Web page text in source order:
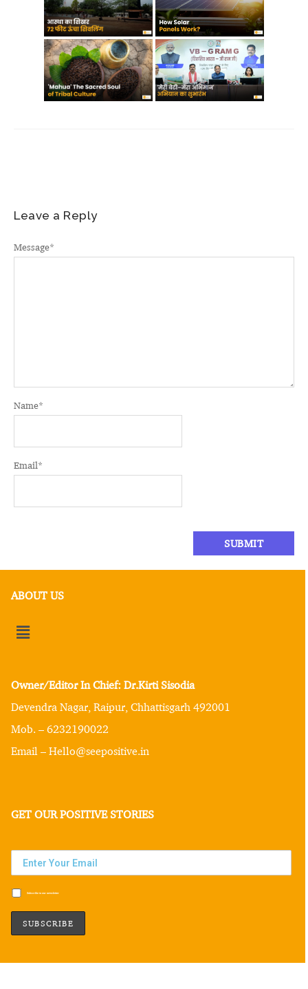
Leave a Reply
Message*
Name*
Email*
ABOUT US
Owner/Editor In Chief: Dr.Kirti Sisodia
Devendra Nagar, Raipur, Chhattisgarh 492001
Mob. – 6232190022
Email – Hello@seepositive.in
GET OUR POSITIVE STORIES
Subscribe to our newsletter